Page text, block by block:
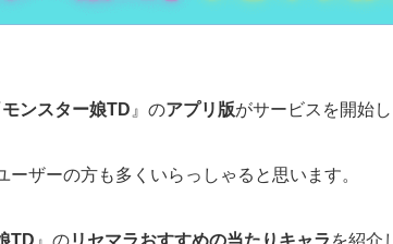
モンスター娘TD 』のアプリ版がサービスを開始し
ーザーの方も多くいらっしゃると思います。
TD 』のリセマラおすすめの当たりキャラ を紹介